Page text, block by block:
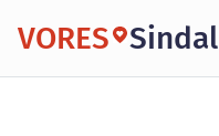
VORES Sindal